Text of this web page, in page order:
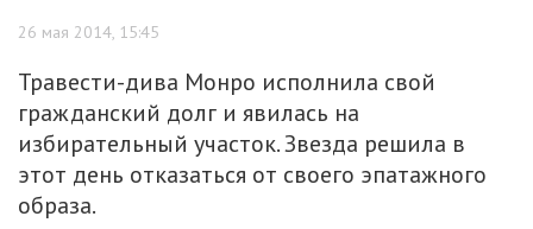
26 мая 2014, 15:45
Травести-дива Монро исполнила свой
гражданский долг и явилась на
избирательный участок. Звезда решила в
этот день отказаться от своего эпатажного
образа.